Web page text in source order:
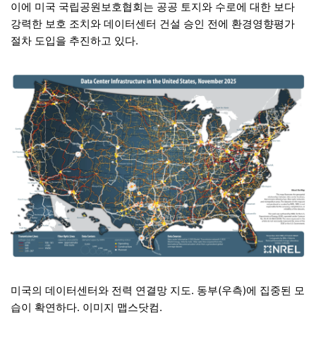
이에 미국 국립공원보호협회는 공공 토지와 수로에 대한 보다
강력한 보호 조치와 데이터센터 건설 승인 전에 환경영향평가
절차 도입을 추진하고 있다.
미국의 데이터센터와 전력 연결망 지도. 동부(우측)에 집중된 모
습이 확연하다. 이미지 맵스닷컴.